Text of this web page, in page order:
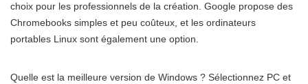
choix pour les professionnels de la création. Google propose des
Chromebooks simples et peu coûteux, et les ordinateurs
portables Linux sont également une option.
Quelle est la meilleure version de Windows ? Sélectionnez PC et